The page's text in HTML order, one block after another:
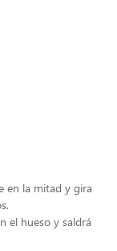
en la mitad y gira
el hueso y saldrá